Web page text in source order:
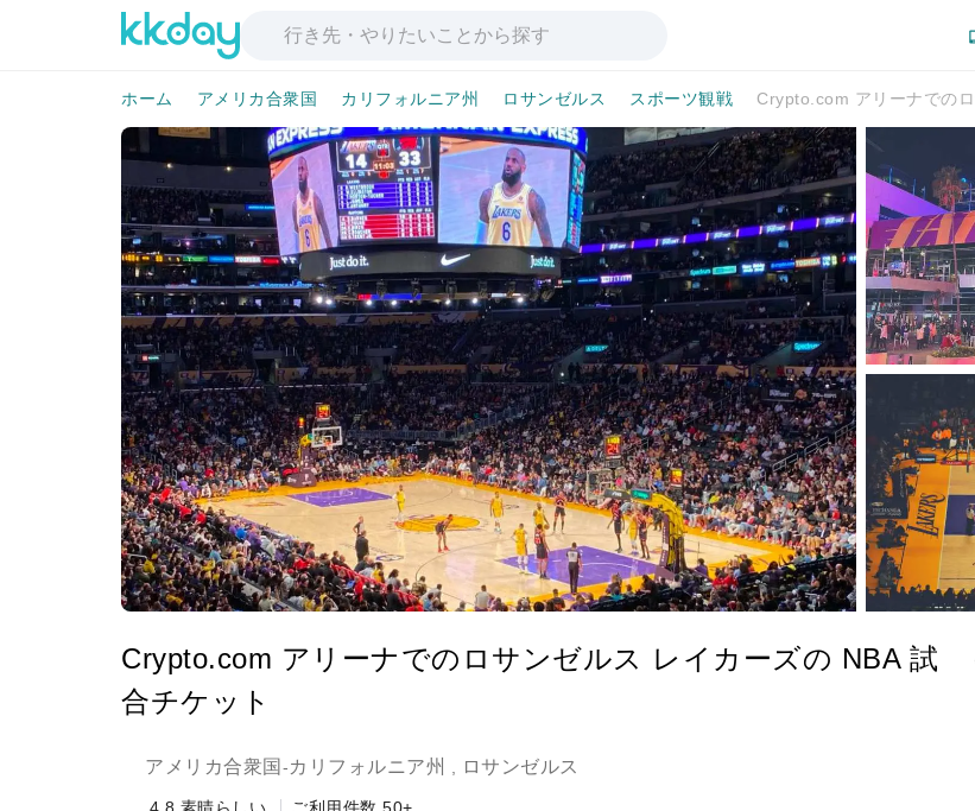
ホーム アメリカ合衆国 カリフォルニア州 ロサンゼルス スポーツ観戦
Crypto.com アリーナでのロサンゼルス レイカーズの NBA 試
合チケット
アメリカ合衆国 -カリフォルニア州 ロサンゼルス